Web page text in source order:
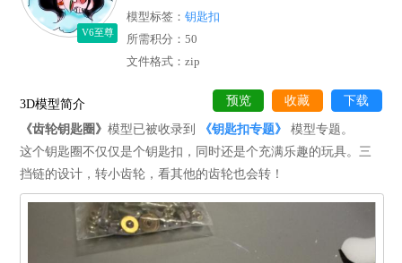
更新时间：2016-09-12
模型标签：
所需积分：50
文件格式：zip
3D模型简介 收藏
预览
《齿轮钥匙圈》 模型已被收录到 《钥匙扣专题》
这个钥匙圈不仅仅是个钥匙扣，同时还是个充满乐趣的玩具。
挡链的设计，转小齿轮，看其他的齿轮也会转！